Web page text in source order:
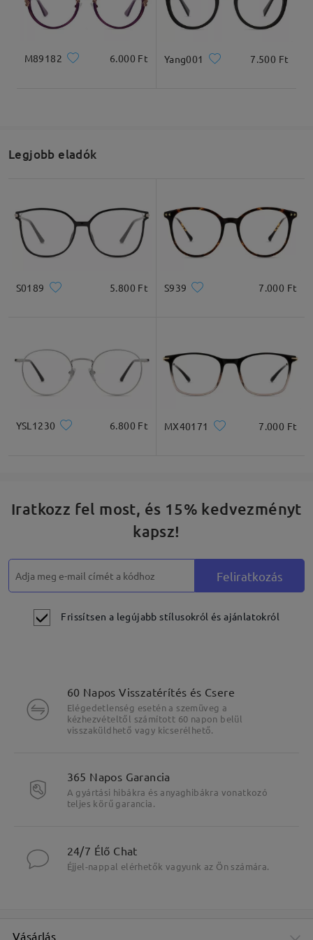
47mm/ 1.85in 19mm/ 0.75in
Ajánlott arcformák
Négyzet Kerek Gyémánt Ovális
M89182 6.000 Ft Yang001 7.500 Ft
Legjobb eladók
S0189 5.800 Ft S939 7.000 Ft
YSL1230 6.800 Ft MX40171 7.000 Ft
Iratkozz fel most, és 15% kedvezményt
kapsz!
Feliratkozás
Frissítsen a legújabb stílusokról és ajánlatokról
60 Napos Visszatérítés és Csere
Elégedetlenség esetén a szemüveg a
kézhezvételtől számított 60 napon belül
visszaküldhető vagy kicserélhető.
365 Napos Garancia
A gyártási hibákra és anyaghibákra vonatkozó
teljes körű garancia.
24/7 Élő Chat
Éjjel-nappal elérhetők vagyunk az Ön számára.
Vásárlás